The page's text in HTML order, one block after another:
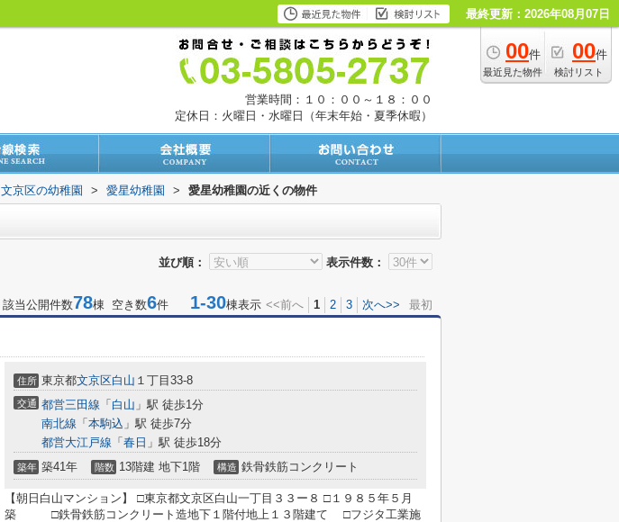
最終更新：2026年08月07日
00件
最近見た物件
00件
検討リスト
営業時間：１０：００～１８：００
定休日：火曜日・水曜日（年末年始・夏季休暇）
文京区の幼稚園 > 愛星幼稚園 > 愛星幼稚園の近くの物件
並び順： 表示件数：
該当公開件数78棟 空き数6件 1-30棟表示 <<前へ 1 2 3 次へ>> 最初
住所 東京都文京区白山 １丁目33-8
交通 都営三田線 「 白山 」駅 徒歩1分
南北線 「 本駒込 」駅 徒歩7分
都営大江戸線 「 春日 」駅 徒歩18分
築年 築41年 階数 13階建 地下1階 構造 鉄骨鉄筋コンクリート
【朝日白山マンション】 □東京都文京区白山一丁目３３ー８ □１９８５年５月
築 □鉄骨鉄筋コンクリート造地下１階付地上１３階建て □フジタ工業施